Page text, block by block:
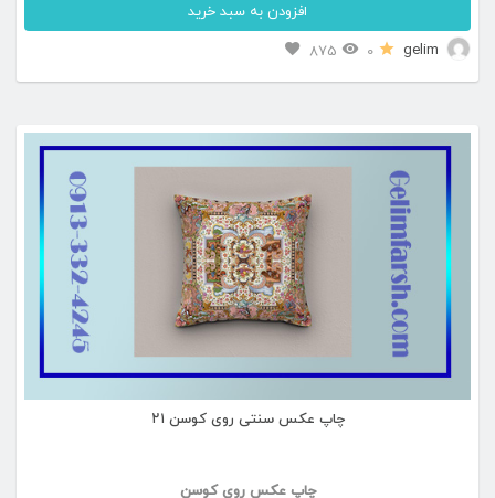
افزودن به سبد خرید
gelim
0
875
چاپ عکس سنتی روی کوسن ۲۱
چاپ عکس روی کوسن